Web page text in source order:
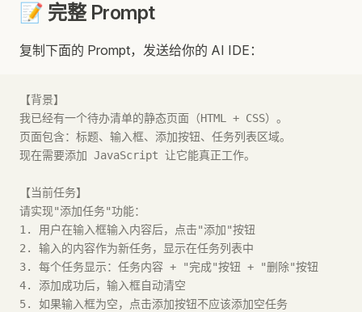
📝 完整 Prompt
复制下面的 Prompt，发送给你的 AI IDE：
【背景】
我已经有一个待办清单的静态页面（HTML + CSS）。
页面包含：标题、输入框、添加按钮、任务列表区域。
现在需要添加 JavaScript 让它能真正工作。
【当前任务】
请实现"添加任务"功能：
1. 用户在输入框输入内容后，点击"添加"按钮
2. 输入的内容作为新任务，显示在任务列表中
3. 每个任务显示：任务内容 + "完成"按钮 + "删除"按钮
4. 添加成功后，输入框自动清空
5. 如果输入框为空，点击添加按钮不应该添加空任务